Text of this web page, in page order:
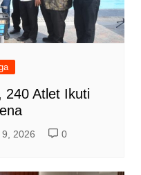
240 Atlet Ikuti
2026 0